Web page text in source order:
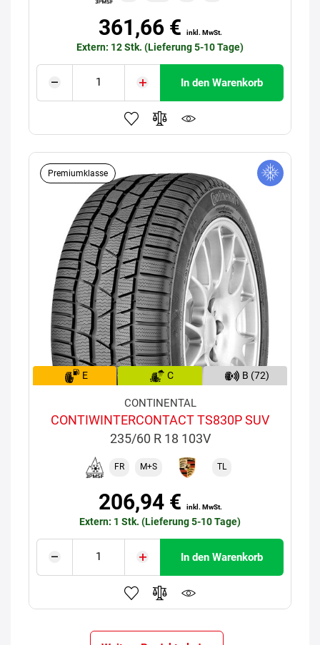
361,66 € inkl. MwSt.
Extern: 12 Stk. (Lieferung 5-10 Tage)
In den Warenkorb
Premiumklasse
E C B (72)
CONTINENTAL
CONTIWINTERCONTACT TS830P SUV
235/60 R 18 103V
FR M+S TL
206,94 € inkl. MwSt.
Extern: 1 Stk. (Lieferung 5-10 Tage)
In den Warenkorb